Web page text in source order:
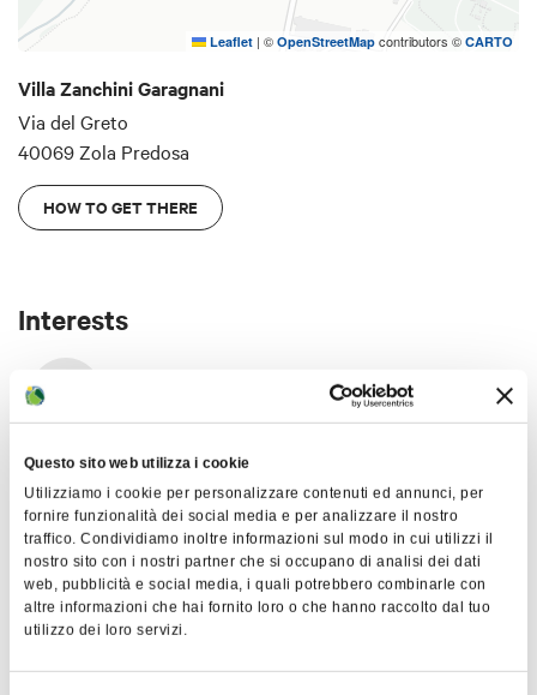
Questo sito web utilizza i cookie
Utilizziamo i cookie per personalizzare contenuti ed annunci, per
fornire funzionalità dei social media e per analizzare il nostro
traffico. Condividiamo inoltre informazioni sul modo in cui utilizzi il
nostro sito con i nostri partner che si occupano di analisi dei dati
web, pubblicità e social media, i quali potrebbero combinarle con
altre informazioni che hai fornito loro o che hanno raccolto dal tuo
utilizzo dei loro servizi.
Leaflet | © OpenStreetMap contributors © CARTO
Villa Zanchini Garagnani
Via del Greto
40069 Zola Predosa
HOW TO GET THERE
Interests
Art & Culture
Insights